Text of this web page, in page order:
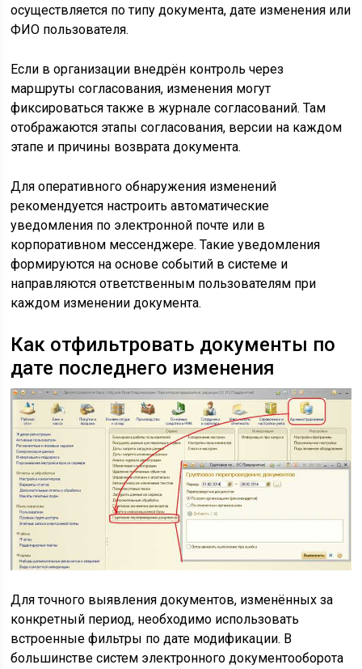
осуществляется по типу документа, дате изменения или
ФИО пользователя.
Если в организации внедрён контроль через
маршруты согласования, изменения могут
фиксироваться также в журнале согласований. Там
отображаются этапы согласования, версии на каждом
этапе и причины возврата документа.
Для оперативного обнаружения изменений
рекомендуется настроить автоматические
уведомления по электронной почте или в
корпоративном мессенджере. Такие уведомления
формируются на основе событий в системе и
направляются ответственным пользователям при
каждом изменении документа.
Как отфильтровать документы по
дате последнего изменения
Для точного выявления документов, изменённых за
конкретный период, необходимо использовать
встроенные фильтры по дате модификации. В
большинстве систем электронного документооборота